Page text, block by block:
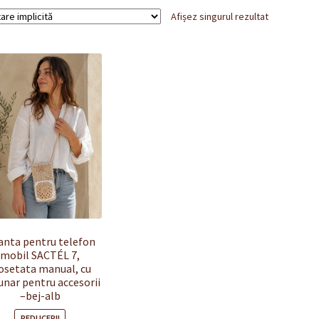
Afișez singurul rezultat
pentru telefon
mobil SACTÉL 7,
manual, cu
pentru accesorii
–bej-alb